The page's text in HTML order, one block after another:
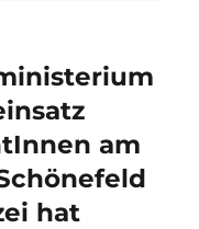
am
hat